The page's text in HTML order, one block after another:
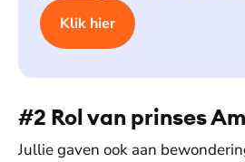
Klik hier
#2 Rol van prinses
Jullie gaven ook aan